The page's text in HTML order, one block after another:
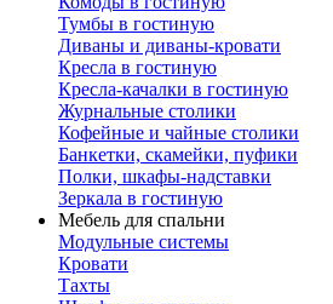
Тумбы в гостиную
Диваны и диваны-кровати
Кресла в гостиную
Кресла-качалки в гостиную
Журнальные столики
Кофейные и чайные столики
Банкетки, скамейки, пуфики
Полки, шкафы-надставки
Зеркала в гостиную
Мебель для спальни
Модульные системы
Кровати
Тахты